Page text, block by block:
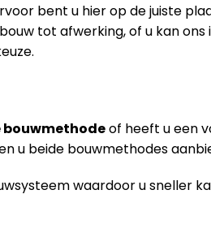
bent u hier op de juiste
tot afwerking, of u kan
of heeft u een
u beide bouwmethodes
waardoor u sneller